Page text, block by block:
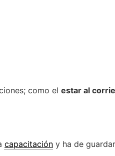
como el estar al
capacitación y ha de